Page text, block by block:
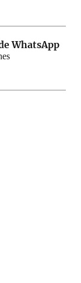
WhatsApp